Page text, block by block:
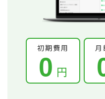
初期費用
0 円
月